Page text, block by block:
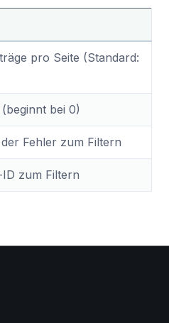
pro Seite (Standard:
bei 0)
Fehler zum Filtern
zum Filtern